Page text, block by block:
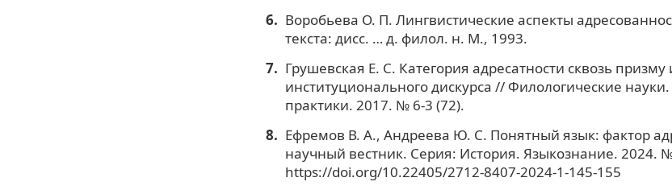
Воробьева О. П. Лингвистические аспекты
текста: дисс. … д. филол. н. М., 1993.
Грушевская Е. С. Категория адресатности сквозь
институционального дискурса // Филологические
практики. 2017. № 6-3 (72).
Ефремов В. А., Андреева Ю. С. Понятный язык: фактор
научный вестник. Серия: История. Языкознание. 2024.
https://doi.org/10.22405/2712-8407-2024-1-145-155